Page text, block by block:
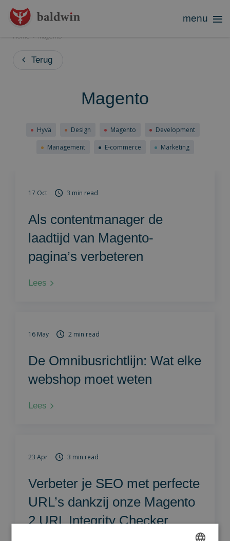
Toggle
menu
Home Magento
Terug
Magento
Hyvä Design Magento
Development
Management
E-commerce Marketing
17 Oct 3 min read
Als contentmanager de
laadtijd van Magento-
pagina’s verbeteren
Lees
16 May 2 min read
De Omnibusrichtlijn: Wat elke
webshop moet weten
Lees
23 Apr 3 min read
Verbeter je SEO met perfecte
URL’s dankzij onze Magento
2 URL Integrity Checker